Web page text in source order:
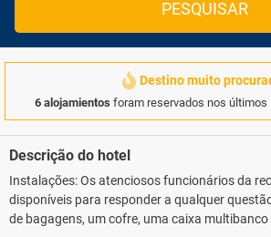
PESQUISAR
Destino muito
6 alojamientos foram reservados nos últimos
Descrição do hotel
Instalações: Os atenciosos funcionários da
disponíveis para responder a qualquer
de bagagens, um cofre, uma caixa